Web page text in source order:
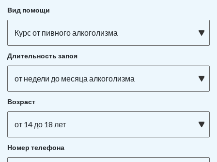
Вид помощи
Курс от пивного алкоголизма
Длительность запоя
от недели до месяца алкоголизма
Возраст
от 14 до 18 лет
Номер телефона